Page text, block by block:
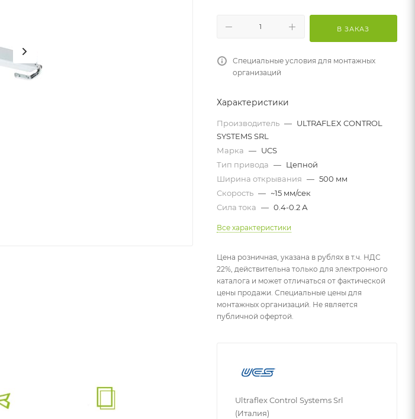
В ЗАКАЗ
Специальные условия для монтажных
организаций
Характеристики
Производитель — ULTRAFLEX CONTROL
SYSTEMS SRL
Марка — UCS
Тип привода — Цепной
Ширина открывания — 500 мм
Скорость — ~15 мм/сек
Сила тока — 0.4-0.2 А
Все характеристики
Цена розничная, указана в рублях в т.ч. НДС
22%, действительна только для электронного
каталога и может отличаться от фактической
цены продажи. Специальные цены для
монтажных организаций. Не является
публичной офертой.
Ultraflex Control Systems Srl
(Италия)